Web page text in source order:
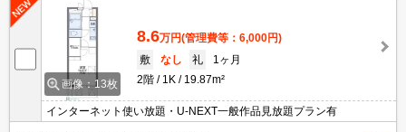
画像：13枚
8.6万円(管理費等：6,000円)
敷
なし 礼
1ヶ月
2階
1K 19.87m²
インターネット使い放題・U-NEXT一般作品見放題プラン有